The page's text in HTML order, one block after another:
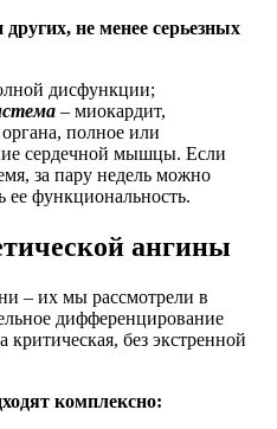
не менее серьезных
дисфункции;
– миокардит,
полное или
сердечной мышцы. Если
за пару недель можно
ее функциональность.
ангины
– их мы рассмотрели в
дифференцирование
без экстренной
комплексно: